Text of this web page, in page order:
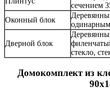
сечением
Оконный блок
Дверной блок
стекло,
Домокомплект из